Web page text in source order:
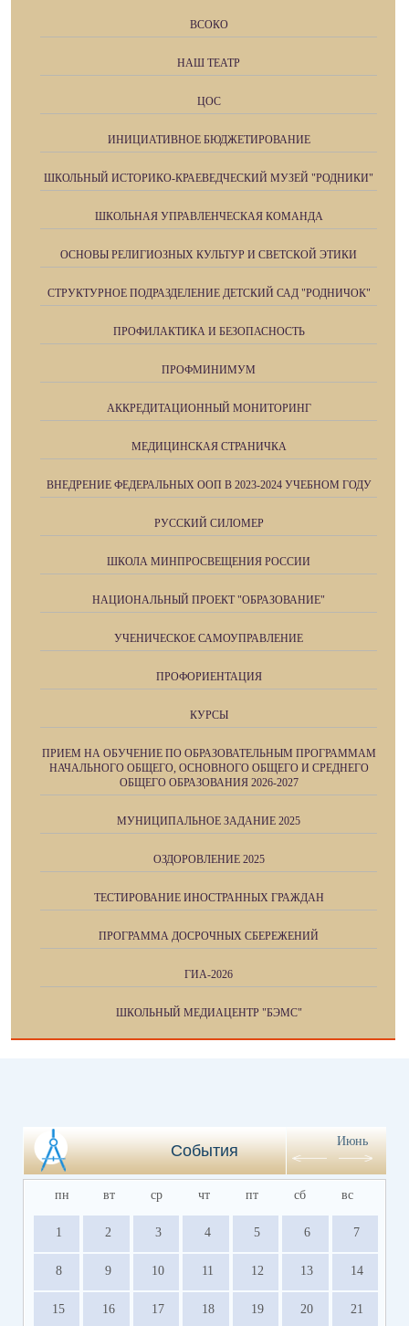
ВСОКО
НАШ ТЕАТР
ЦОС
ИНИЦИАТИВНОЕ БЮДЖЕТИРОВАНИЕ
ШКОЛЬНЫЙ ИСТОРИКО-КРАЕВЕДЧЕСКИЙ МУЗЕЙ "РОДНИКИ"
ШКОЛЬНАЯ УПРАВЛЕНЧЕСКАЯ КОМАНДА
ОСНОВЫ РЕЛИГИОЗНЫХ КУЛЬТУР И СВЕТСКОЙ ЭТИКИ
СТРУКТУРНОЕ ПОДРАЗДЕЛЕНИЕ ДЕТСКИЙ САД "РОДНИЧОК"
ПРОФИЛАКТИКА И БЕЗОПАСНОСТЬ
ПРОФМИНИМУМ
АККРЕДИТАЦИОННЫЙ МОНИТОРИНГ
МЕДИЦИНСКАЯ СТРАНИЧКА
ВНЕДРЕНИЕ ФЕДЕРАЛЬНЫХ ООП В 2023-2024 УЧЕБНОМ ГОДУ
РУССКИЙ СИЛОМЕР
ШКОЛА МИНПРОСВЕЩЕНИЯ РОССИИ
НАЦИОНАЛЬНЫЙ ПРОЕКТ "ОБРАЗОВАНИЕ"
УЧЕНИЧЕСКОЕ САМОУПРАВЛЕНИЕ
ПРОФОРИЕНТАЦИЯ
КУРСЫ
ПРИЕМ НА ОБУЧЕНИЕ ПО ОБРАЗОВАТЕЛЬНЫМ ПРОГРАММАМ
НАЧАЛЬНОГО ОБЩЕГО, ОСНОВНОГО ОБЩЕГО И СРЕДНЕГО
ОБЩЕГО ОБРАЗОВАНИЯ 2026-2027
МУНИЦИПАЛЬНОЕ ЗАДАНИЕ 2025
ОЗДОРОВЛЕНИЕ 2025
ТЕСТИРОВАНИЕ ИНОСТРАННЫХ ГРАЖДАН
ПРОГРАММА ДОСРОЧНЫХ СБЕРЕЖЕНИЙ
ГИА-2026
ШКОЛЬНЫЙ МЕДИАЦЕНТР "БЭМС"
События
Июнь
пн вт ср чт пт сб вс
1 2 3 4 5 6 7
8 9 10 11 12 13 14
15 16 17 18 19 20 21